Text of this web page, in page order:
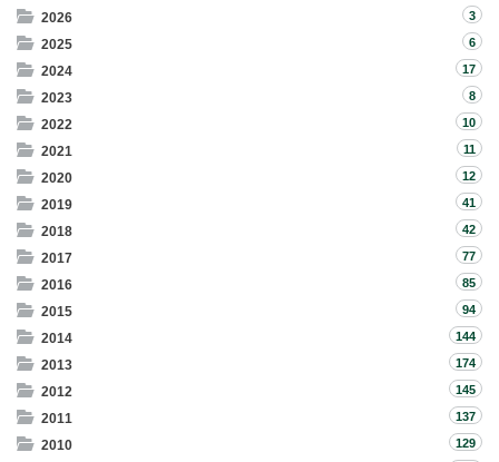
2026 3
2025 6
2024 17
2023 8
2022 10
2021 11
2020 12
2019 41
2018 42
2017 77
2016 85
2015 94
2014 144
2013 174
2012 145
2011 137
2010 129